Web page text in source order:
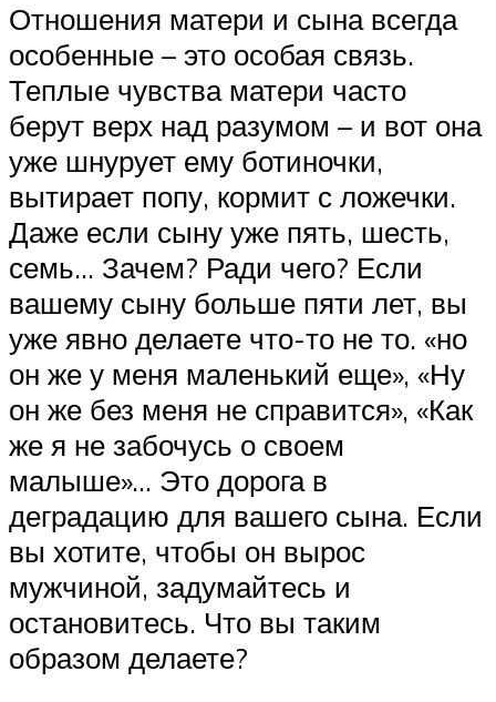
Отношения матери и сына всегда
особенные – это особая связь.
Теплые чувства матери часто
берут верх над разумом – и вот она
уже шнурует ему ботиночки,
вытирает попу, кормит с ложечки.
Даже если сыну уже пять, шесть,
семь… Зачем? Ради чего? Если
вашему сыну больше пяти лет, вы
уже явно делаете что-то не то. «но
он же у меня маленький еще», «Ну
он же без меня не справится», «Как
же я не забочусь о своем
малыше»… Это дорога в
деградацию для вашего сына. Если
вы хотите, чтобы он вырос
мужчиной, задумайтесь и
остановитесь. Что вы таким
образом делаете?